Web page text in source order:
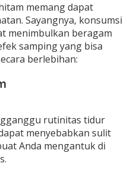
memang dapat
Sayangnya, konsumsi
menimbulkan beragam
samping yang bisa
berlebihan:
rutinitas tidur
menyebabkan sulit
Anda mengantuk di